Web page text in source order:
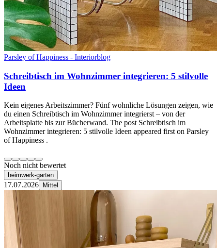
Parsley of Happiness - Interiorblog
Schreibtisch im Wohnzimmer integrieren: 5 stilvolle
Ideen
Kein eigenes Arbeitszimmer? Fünf wohnliche Lösungen zeigen, wie
du einen Schreibtisch im Wohnzimmer integrierst – von der
Arbeitsplatte bis zur Bücherwand. The post Schreibtisch im
Wohnzimmer integrieren: 5 stilvolle Ideen appeared first on Parsley
of Happiness .
Noch nicht bewertet
heimwerk-garten
17.07.2026 Mittel